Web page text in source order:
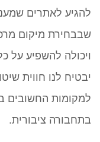
להגיע לאתרים
שבבחירת מיקום
ויכולה להשפיע על
יבטיח לנו חווית
למקומות החשובים
בתחבורה ציבורית.